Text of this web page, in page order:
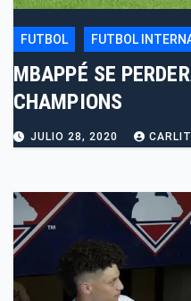
FUTBOL FUTBOL
MBAPPÉ SE
CHAMPIONS
JULIO 28, 2020